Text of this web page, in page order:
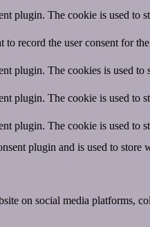
plugin. The cookie is used to
record the user consent for
plugin. The cookies is used
plugin. The cookie is used to
plugin. The cookie is used to
plugin and is used to store
on social media platforms,